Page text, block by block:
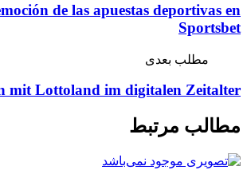
de las apuestas deportivas en
Sportsbet
مطلب بعدی
mit Lottoland im digitalen Zeitalter
مطالب مرتبط